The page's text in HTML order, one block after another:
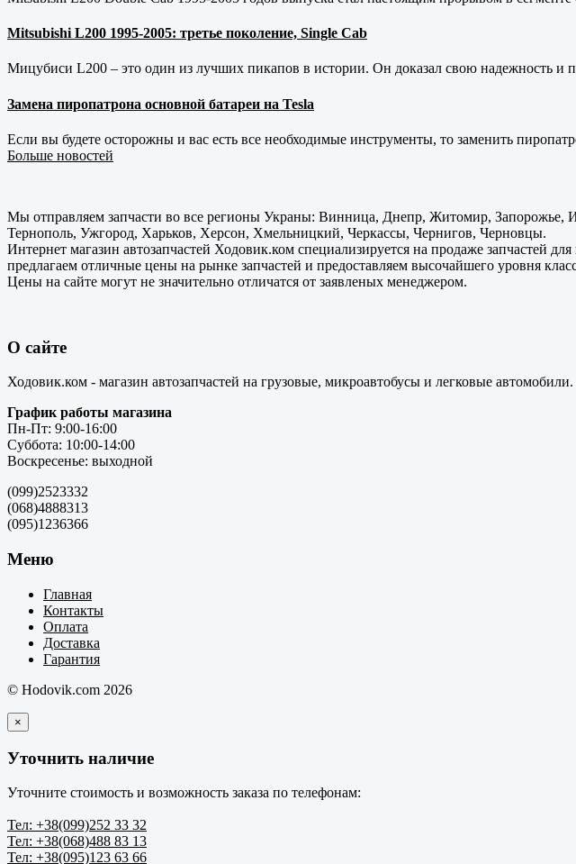
Mitsubishi L200 1995-2005: третье поколение, Single Cab
Мицубиси L200 – это один из лучших пикапов в истории. Он доказал свою надежность и
Замена пиропатрона основной батареи на Tesla
Если вы будете осторожны и вас есть все необходимые инструменты, то заменить
Больше новостей
Мы отправляем запчасти во все регионы Украны: Винница, Днепр, Житомир,
Тернополь, Ужгород, Харьков, Херсон, Хмельницкий, Черкассы, Чернигов, Черновцы.
Интернет магазин автозапчастей Ходовик.ком специализируется на продаже запчастей
предлагаем отличные цены на рынке запчастей и предоставляем высочайшего уровня
Цены на сайте могут не значительно отличатся от заявленых менеджером.
О сайте
Ходовик.ком - магазин автозапчастей на грузовые, микроавтобусы и легковые автомобили.
График работы магазина
Пн-Пт: 9:00-16:00
Суббота: 10:00-14:00
Воскресенье: выходной
(099)2523332
(068)4888313
(095)1236366
Меню
Главная
Контакты
Оплата
Доставка
Гарантия
© Hodovik.com 2026
×
Уточнить наличие
Уточните стоимость и возможность заказа по телефонам:
Тел: +38(099)252 33 32
Тел: +38(068)488 83 13
Тел: +38(095)123 63 66